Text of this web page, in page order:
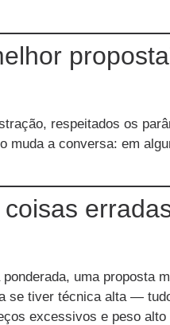
respeitados os
a conversa: em
uma proposta
se tiver técnica alta —
excessivos e peso